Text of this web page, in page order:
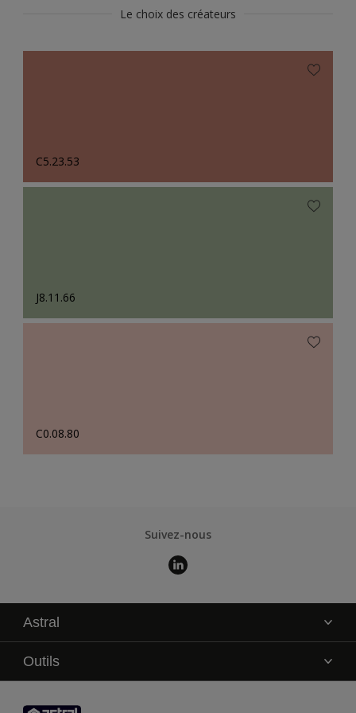
Le choix des créateurs
C5.23.53
J8.11.66
C0.08.80
Suivez-nous
Astral
La marque
Service technique
Contact
Outils